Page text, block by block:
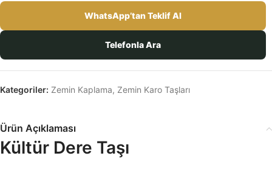
WhatsApp’tan Teklif Al
Telefonla Ara
Kategoriler: Zemin Kaplama, Zemin Karo Taşları
Ürün Açıklaması
Kültür Dere Taşı